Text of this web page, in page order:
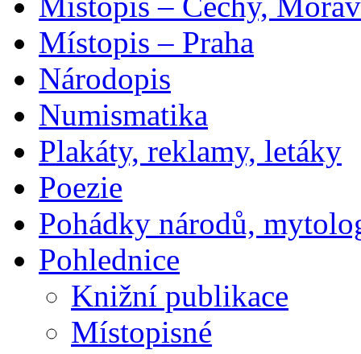
Místopis – Praha
Národopis
Numismatika
Plakáty, reklamy, letáky
Poezie
Pohádky národů,
Pohlednice
Knižní publikace
Místopisné